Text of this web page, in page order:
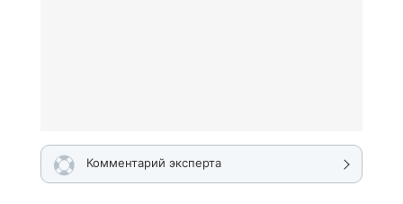
Комментарий эксперта